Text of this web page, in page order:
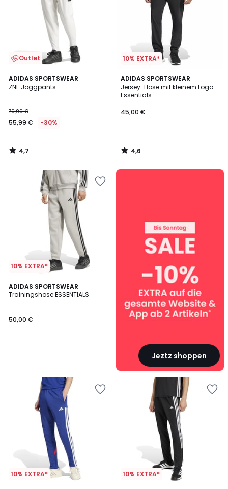
Outlet
ADIDAS SPORTSWEAR
ZNE Joggpants
79,99 €
55,99 € -30%
4,7
/ 5
4,7
/
10% EXTRA*
ADIDAS SPORTSWEAR
Jersey-Hose mit kleinem Logo
Essentials
45,00 €
4,6
/ 5
4,6
/
10% EXTRA*
ADIDAS SPORTSWEAR
Trainingshose ESSENTIALS
50,00 €
Jeztz shoppen
SALE
Artikeln*
10% EXTRA* 10% EXTRA*